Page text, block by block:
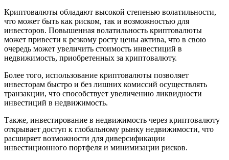
Криптовалюты обладают высокой степенью волатильности,
что может быть как риском, так и возможностью для
инвесторов. Повышенная волатильность криптовалюты
может привести к резкому росту цены актива, что в свою
очередь может увеличить стоимость инвестиций в
недвижимость, приобретенных за криптовалюту.
Более того, использование криптовалюты позволяет
инвесторам быстро и без лишних комиссий осуществлять
транзакции, что способствует увеличению ликвидности
инвестиций в недвижимость.
Также, инвестирование в недвижимость через криптовалюту
открывает доступ к глобальному рынку недвижимости, что
расширяет возможности для диверсификации
инвестиционного портфеля и минимизации рисков.